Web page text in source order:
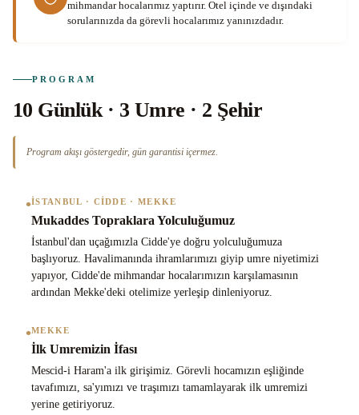
mihmandar hocalarımız yaptırır. Otel içinde ve dışındaki
sorularınızda da görevli hocalarımız yanınızdadır.
PROGRAM
10 Günlük · 3 Umre · 2 Şehir
Program akışı göstergedir, gün garantisi içermez.
•İSTANBUL · CIDDE · MEKKE
Mukaddes Topraklara Yolculuğumuz
İstanbul'dan uçağımızla Cidde'ye doğru yolculuğumuza
başlıyoruz. Havalimanında ihramlarımızı giyip umre niyetimizi
yapıyor, Cidde'de mihmandar hocalarımızın karşılamasının
ardından Mekke'deki otelimize yerleşip dinleniyoruz.
•MEKKE
İlk Umremizin İfası
Mescid-i Haram'a ilk girişimiz. Görevli hocamızın eşliğinde
tavafımızı, sa'yımızı ve traşımızı tamamlayarak ilk umremizi
yerine getiriyoruz.